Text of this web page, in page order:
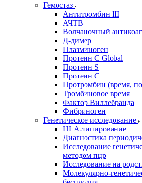
Гемостаз
Антитромбин III
АЧТВ
Волчаночный
Д-димер
Плазминоген
Протеин C Global
Протеин S
Протеин С
Протромбин (время,
Тромбиновое время
Фактор Виллебранда
Фибриноген
Генетическое исследование
HLA-типирование
Диагностика
Исследование
методом пцр
Исследование на
Молекулярно-